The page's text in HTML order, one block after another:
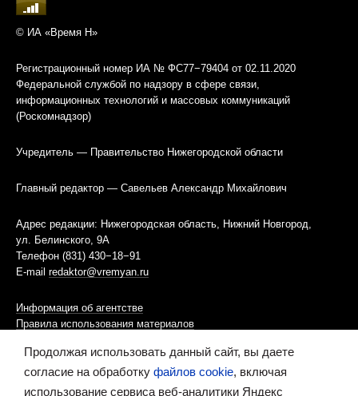
© ИА «Время Н»
Регистрационный номер ИА № ФС77−79404 от 02.11.2020
Федеральной службой по надзору в сфере связи,
информационных технологий и массовых коммуникаций
(Роскомнадзор)
Учредитель — Правительство Нижегородской области
Главный редактор — Савельев Александр Михайлович
Адрес редакции: Нижегородская область, Нижний Новгород,
ул. Белинского, 9А
Телефон (831) 430−18−91
E-mail redaktor@vremyan.ru
Информация об агентстве
Правила использования материалов
Информационная политика использования «cookies»-файлов
Продолжая использовать данный сайт, вы даете
согласие на обработку файлов cookie, включая
использование сервиса веб-аналитики Яндекс